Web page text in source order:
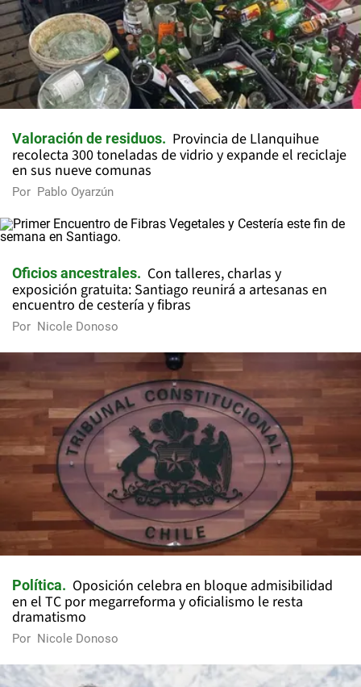
Valoración de residuos
Provincia de Llanquihue
recolecta 300 toneladas de vidrio y expande el reciclaje
en sus nueve comunas
Por Pablo Oyarzún
Oficios ancestrales
Con talleres, charlas y
exposición gratuita: Santiago reunirá a artesanas en
encuentro de cestería y fibras
Por Nicole Donoso
Política
Oposición celebra en bloque admisibilidad
en el TC por megarreforma y oficialismo le resta
dramatismo
Por Nicole Donoso